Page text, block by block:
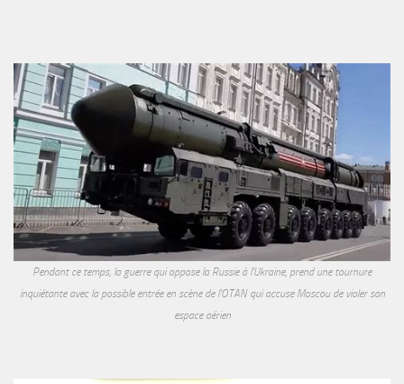
Pendant ce temps, la guerre qui oppose la Russie à l'Ukraine, prend une tournure
inquiétante avec la possible entrée en scène de l'OTAN qui accuse Moscou de violer son
espace aérien